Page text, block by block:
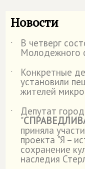
Новости
˙ В четверг
Молодежного
˙
Конкретные
установили
жителей
˙
Депутат
"
приняла
проекта "Я –
сохранение
наследия